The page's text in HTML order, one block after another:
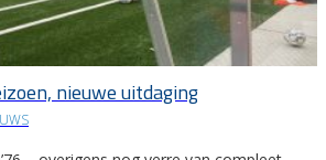
nieuwe uitdaging